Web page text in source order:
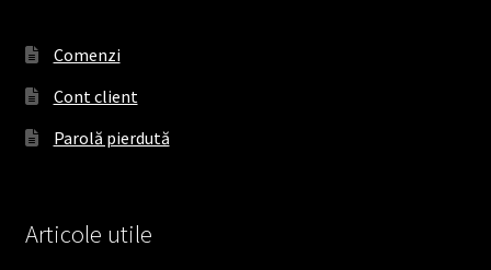
k
a
m
Comenzi
Cont client
Parolă pierdută
Articole utile